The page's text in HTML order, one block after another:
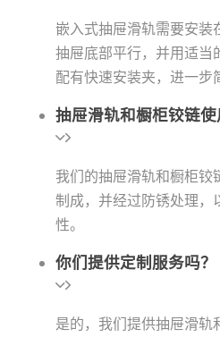
嵌入式抽屉滑轨需要安装
抽屉底部平行，并用适
配有快速安装夹，进一步
抽屉滑轨和橱柜铰链使
我们的抽屉滑轨和橱柜铰
制成，并经过防锈处理，
性。
你们提供定制服务吗？
是的，我们提供抽屉滑